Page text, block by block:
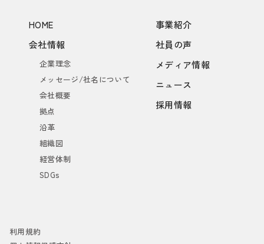
HOME
会社情報
企業理念
メッセージ/社名について
会社概要
拠点
沿革
組織図
経営体制
SDGs
事業紹介
社員の声
メディア情報
ニュース
採用情報
利用規約